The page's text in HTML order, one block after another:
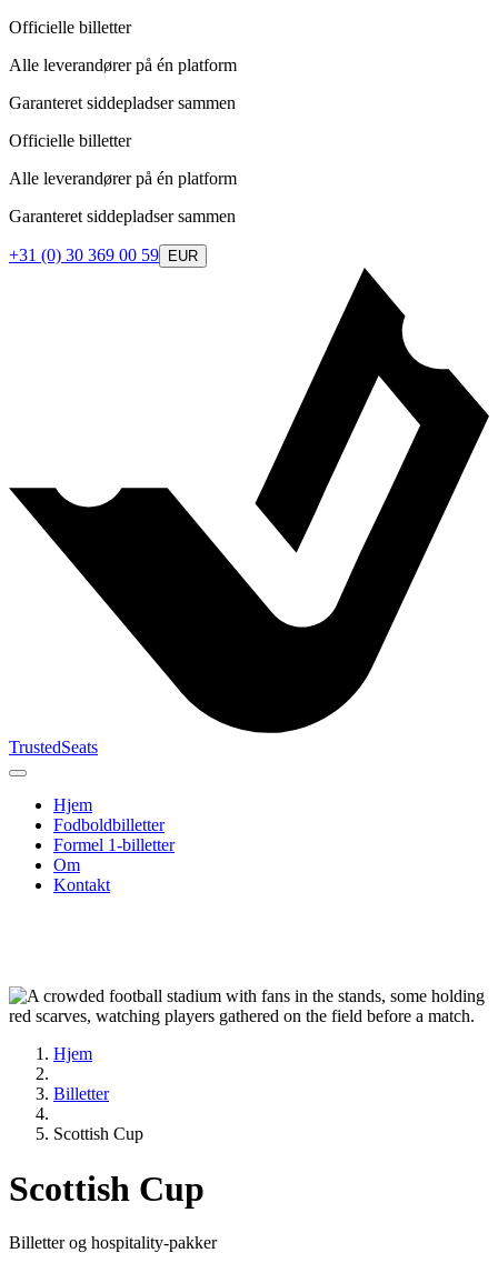
Officielle billetter
Alle leverandører på én platform
Garanteret siddepladser sammen
Officielle billetter
Alle leverandører på én platform
Garanteret siddepladser sammen
+31 (0) 30 369 00 59 EUR
TrustedSeats
Hjem
Fodboldbilletter
Formel 1-billetter
Om
Kontakt
Hjem
Billetter
Scottish Cup
Scottish Cup
Billetter og hospitality-pakker